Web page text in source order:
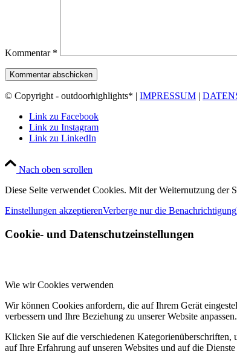
Kommentar *
© Copyright - outdoorhighlights* | IMPRESSUM |
Link zu Facebook
Link zu Instagram
Link zu LinkedIn
Nach oben scrollen
Diese Seite verwendet Cookies. Mit der Weiternutzung der
Einstellungen akzeptierenVerberge nur die Benachrichtigung
Cookie- und Datenschutzeinstellungen
Wie wir Cookies verwenden
Wir können Cookies anfordern, die auf Ihrem Gerät
verbessern und Ihre Beziehung zu unserer Website anpassen.
Klicken Sie auf die verschiedenen
auf Ihre Erfahrung auf unseren Websites und auf die